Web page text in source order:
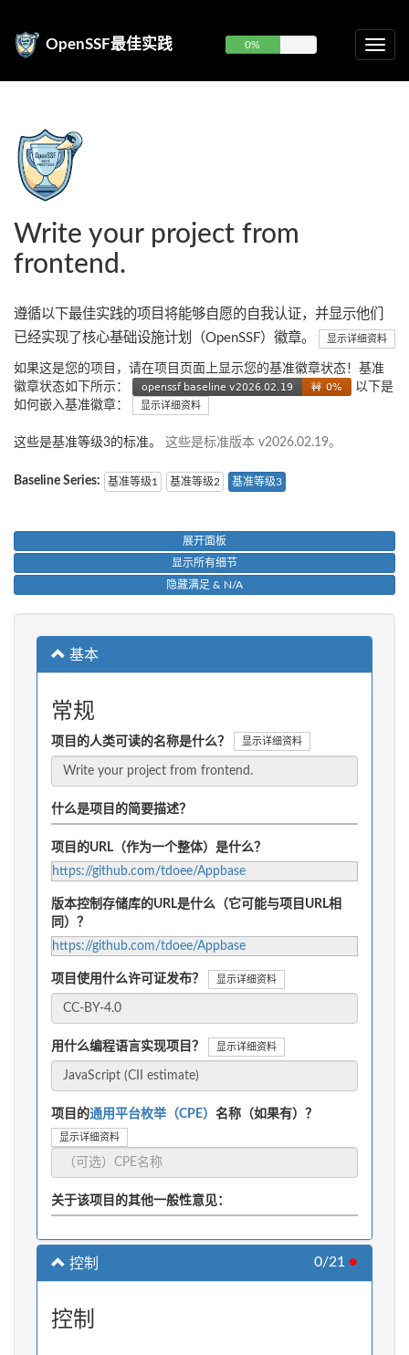
OpenSSF最佳实践 0%
Write your project from
frontend.
遵循以下最佳实践的项目将能够自愿的自我认证，并显示他们
已经实现了核心基础设施计划（OpenSSF）徽章。
显示详细资料
如果这是您的项目，请在项目页面上显示您的基准徽章状态！基准
徽章状态如下所示：
以下是
如何嵌入基准徽章：
显示详细资料
这些是基准等级3的标准。 这些是标准版本 v2026.02.19。
Baseline Series: 基准等级1 基准等级2 基准等级3
展开面板
显示所有细节
隐藏满足 & N/A
基本
常规
项目的人类可读的名称是什么？ 显示详细资料
什么是项目的简要描述？
项目的URL（作为一个整体）是什么？
https://github.com/tdoee/Appbase
版本控制存储库的URL是什么（它可能与项目URL相
同）？
https://github.com/tdoee/Appbase
项目使用什么许可证发布？ 显示详细资料
用什么编程语言实现项目？ 显示详细资料
项目的通用平台枚举（CPE） 名称（如果有）？
显示详细资料
关于该项目的其他一般性意见：
控制 0/21 ●
控制